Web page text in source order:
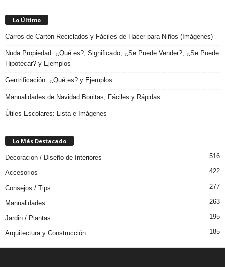
Lo Último
Carros de Cartón Reciclados y Fáciles de Hacer para Niños (Imágenes)
Nuda Propiedad: ¿Qué es?, Significado, ¿Se Puede Vender?, ¿Se Puede
Hipotecar? y Ejemplos
Gentrificación: ¿Qué es? y Ejemplos
Manualidades de Navidad Bonitas, Fáciles y Rápidas
Útiles Escolares: Lista e Imágenes
Lo Más Destacado
Decoracion / Diseño de Interiores 516
Accesorios 422
Consejos / Tips 277
Manualidades 263
Jardin / Plantas 195
Arquitectura y Construcción 185